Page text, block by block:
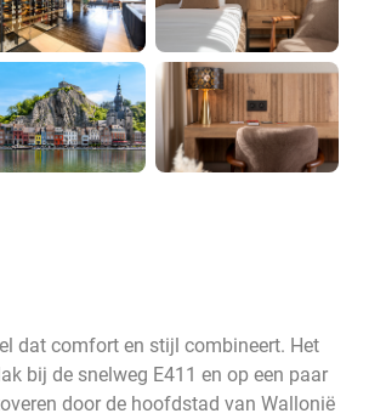
dat comfort en stijl combineert. Het
bij de snelweg E411 en op een paar
door de hoofdstad van Wallonië